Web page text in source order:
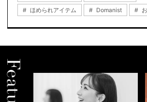
ほめられアイテム
Domanist